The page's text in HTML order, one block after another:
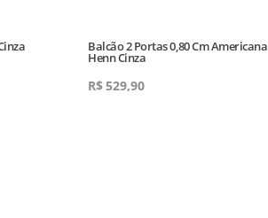
Balcão 2 Portas 0,80 Cm Americana
Henn Cinza
R$529,90